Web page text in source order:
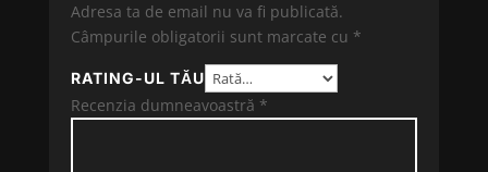
Adresa ta de email nu va fi publicată.
Câmpurile obligatorii sunt marcate cu *
RATING-UL TĂU
Recenzia dumneavoastră *